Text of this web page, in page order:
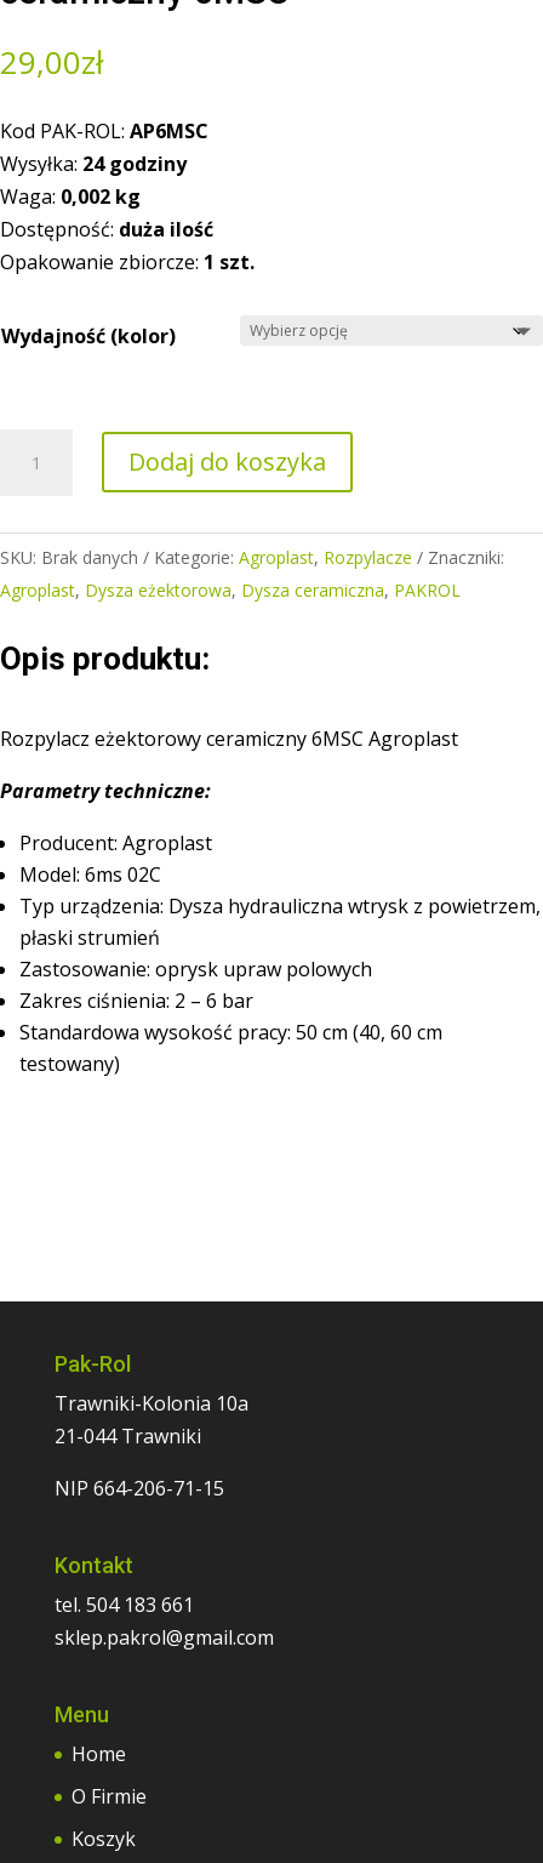
29,00zł
Kod PAK-ROL: AP6MSC
Wysyłka: 24 godziny
Waga: 0,002 kg
Dostępność: duża ilość
Opakowanie zbiorcze: 1 szt.
Wydajność (kolor)
Rozpylacz
ceramiczny
Dodaj do koszyka
SKU: Brak danych Kategorie: Agroplast, Rozpylacze
Znaczniki:
Agroplast, Dysza eżektorowa, Dysza ceramiczna, PAKROL
Opis produktu:
Rozpylacz eżektorowy ceramiczny 6MSC Agroplast
Parametry techniczne:
Producent: Agroplast
Model: 6ms 02C
Typ urządzenia: Dysza hydrauliczna wtrysk z powietrzem,
płaski strumień
Zastosowanie: oprysk upraw polowych
Zakres ciśnienia: 2 – 6 bar
Standardowa wysokość pracy: 50 cm (40, 60 cm
testowany)
Pak-Rol
Trawniki-Kolonia 10a
21-044 Trawniki
NIP 664-206-71-15
Kontakt
tel. 504 183 661
sklep.pakrol@gmail.com
Menu
Home
O Firmie
Koszyk